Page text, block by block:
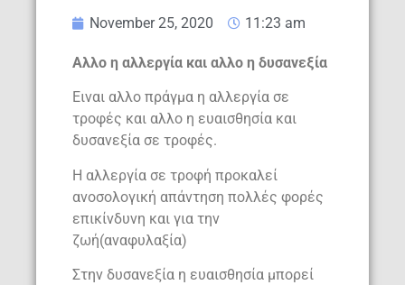
November 25, 2020 11:23 am
Αλλο η αλλεργία και αλλο η δυσανεξία
Ειναι αλλο πράγμα η αλλεργία σε
τροφές και αλλο η ευαισθησία και
δυσανεξία σε τροφές.
Η αλλεργία σε τροφή προκαλεί
ανοσολογική απάντηση πολλές φορές
επικίνδυνη και για την
ζωή(αναφυλαξία)
Στην δυσανεξία η ευαισθησία μπορεί